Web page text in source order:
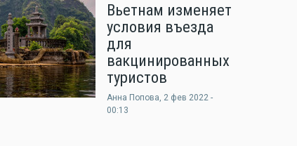
Вьетнам изменяет
условия въезда
для
вакцинированных
туристов
Анна Попова, 2 фев 2022 -
00:13